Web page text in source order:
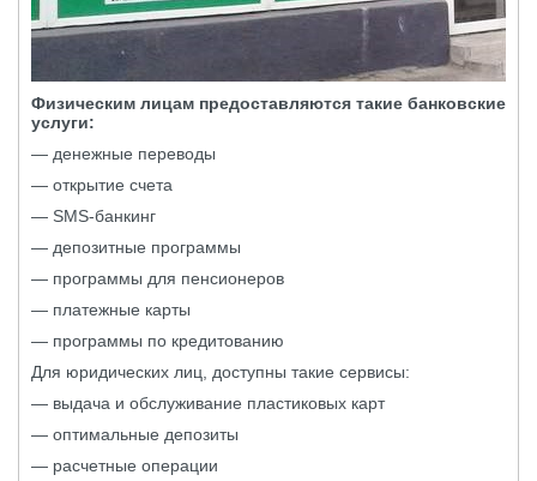
Физическим лицам предоставляются такие банковские
услуги:
— денежные переводы
— открытие счета
— SMS-банкинг
— депозитные программы
— программы для пенсионеров
— платежные карты
— программы по кредитованию
Для юридических лиц, доступны такие сервисы:
— выдача и обслуживание пластиковых карт
— оптимальные депозиты
— расчетные операции